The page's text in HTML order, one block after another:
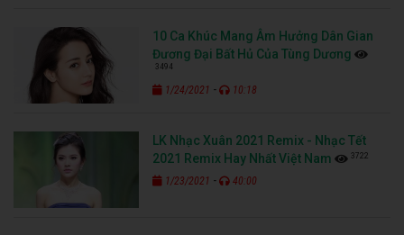
10 Ca Khúc Mang Âm Hưởng Dân Gian
Đương Đại Bất Hủ Của Tùng Dương
3494
1/24/2021 - 10:18
LK Nhạc Xuân 2021 Remix - Nhạc Tết
2021 Remix Hay Nhất Việt Nam
3722
1/23/2021 - 40:00